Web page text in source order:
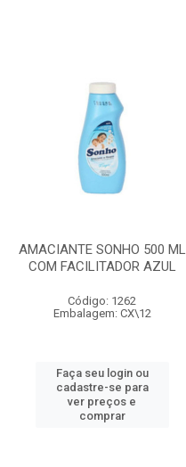
AMACIANTE SONHO 500 ML
COM FACILITADOR AZUL
Código: 1262
Embalagem: CX\12
Faça seu login ou
cadastre-se para
ver preços e
comprar